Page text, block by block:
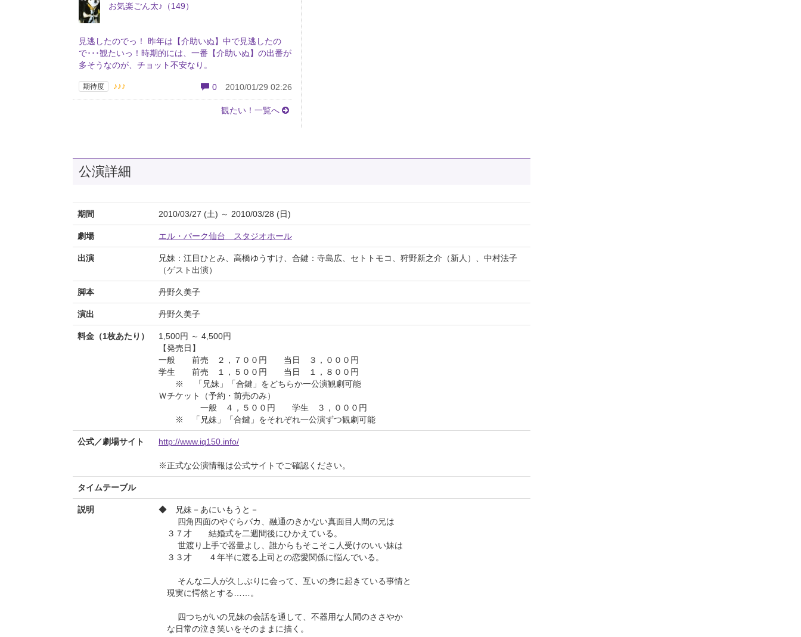
お気楽ごん太♪（149）
見逃したのでっ！ 昨年は【介助いぬ】中で見逃したの
で･･･観たいっ！時期的には、一番【介助いぬ】の出番が
多そうなのが、チョット不安なり。
期待度 ♪♪♪ 0 2010/01/29 02:26
観たい！一覧へ
公演詳細
期間 2010/03/27 (土) ～ 2010/03/28 (日)
劇場 エル・パーク仙台 スタジオホール
出演
兄妹：江目ひとみ、高橋ゆうすけ、合鍵：寺島広、セトトモコ、狩野新之介（新人）、中村法子
（ゲスト出演）
脚本 丹野久美子
演出 丹野久美子
料金（1枚あたり）
1,500円 ～ 4,500円
【発売日】
一般 前売 ２，７００円 当日 ３，０００円
学生 前売 １，５００円 当日 １，８００円
※ 「兄妹」「合鍵」をどちらか一公演観劇可能
Ｗチケット（予約・前売のみ）
一般 ４，５００円 学生 ３，０００円
※ 「兄妹」「合鍵」をそれぞれ一公演ずつ観劇可能
公式／劇場サイト http://www.iq150.info/
※正式な公演情報は公式サイトでご確認ください。
タイムテーブル
説明
◆ 兄妹－あにいもうと－
四角四面のやぐらバカ、融通のきかない真面目人間の兄は
３７才 結婚式を二週間後にひかえている。
世渡り上手で器量よし、誰からもそこそこ人受けのいい妹は
３３才 ４年半に渡る上司との恋愛関係に悩んでいる。
そんな二人が久しぶりに会って、互いの身に起きている事情と
現実に愕然とする……。
四つちがいの兄妹の会話を通して、不器用な人間のささやか
な日常の泣き笑いをそのままに描く。